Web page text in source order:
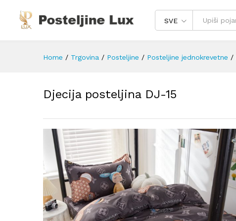
SVE
Home / Trgovina / Posteljine / Posteljine jednokrevetne /
Djecija posteljina DJ-15